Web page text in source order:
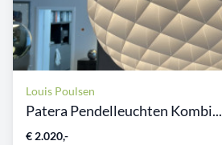
Louis Poulsen
Patera Pendelleuchten Kombi...
€ 2.020,-